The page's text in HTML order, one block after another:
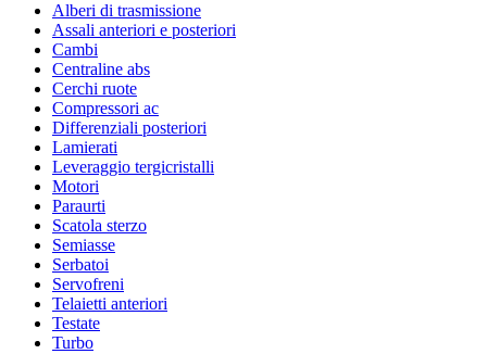
Alberi di trasmissione
Assali anteriori e posteriori
Cambi
Centraline abs
Cerchi ruote
Compressori ac
Differenziali posteriori
Lamierati
Leveraggio tergicristalli
Motori
Paraurti
Scatola sterzo
Semiasse
Serbatoi
Servofreni
Telaietti anteriori
Testate
Turbo